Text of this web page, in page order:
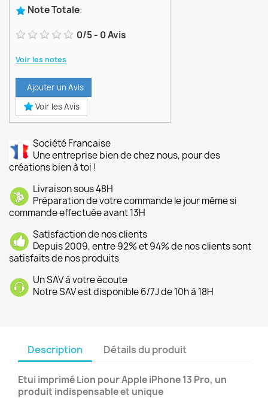
Note Totale:
0/5- 0Avis
Voir les notes
Ajouter un Avis
Voir les Avis
Société Francaise
Une entreprise bien de chez nous, pour des
créations bien à toi !
Livraison sous 48H
Préparation de votre commande le jour même si
commande effectuée avant 13H
Satisfaction de nos clients
Depuis 2009, entre 92% et 94% de nos clients sont
satisfaits de nos produits
Un SAV à votre écoute
Notre SAV est disponible 6/7J de 10h à 18H
Description Détails du produit
Etui imprimé Lion pour Apple iPhone 13 Pro, un
produit indispensable et unique